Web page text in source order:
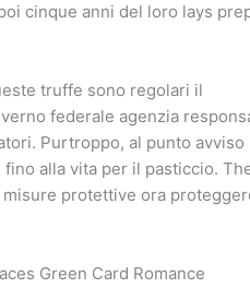
cinque anni del loro lays
truffe sono regolari il
federale agenzia
Purtroppo, al punto avviso
fino alla vita per il pasticcio.
protettive ora
Green Card Romance